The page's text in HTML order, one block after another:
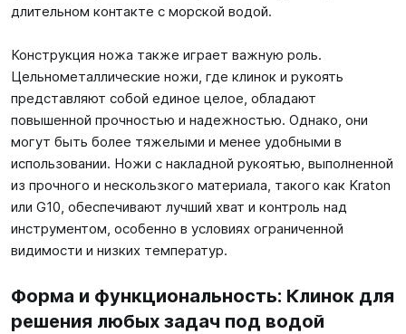
длительном контакте с морской водой.
Конструкция ножа также играет важную роль.
Цельнометаллические ножи, где клинок и рукоять
представляют собой единое целое, обладают
повышенной прочностью и надежностью. Однако, они
могут быть более тяжелыми и менее удобными в
использовании. Ножи с накладной рукоятью, выполненной
из прочного и нескользкого материала, такого как Kraton
или G10, обеспечивают лучший хват и контроль над
инструментом, особенно в условиях ограниченной
видимости и низких температур.
Форма и функциональность: Клинок для
решения любых задач под водой